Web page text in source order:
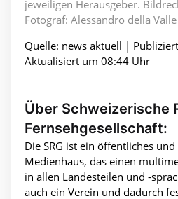
jeweiligen Herausgeber.
Fotograf: Alessandro della Valle
Quelle: news aktuell |
Aktualisiert um 08:44 Uhr
Über Schweizerische
Fernsehgesellschaft:
Die SRG ist ein öffentliches
Medienhaus, das einen
in allen Landesteilen und -
auch ein Verein und dadurch